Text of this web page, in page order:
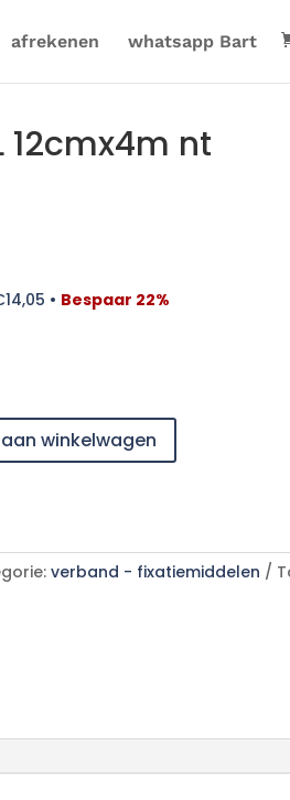
afrekenen whatsapp Bart
12cmx4m nt
14,05 • Bespaar 22%
winkelwagen
verband - fixatiemiddelen